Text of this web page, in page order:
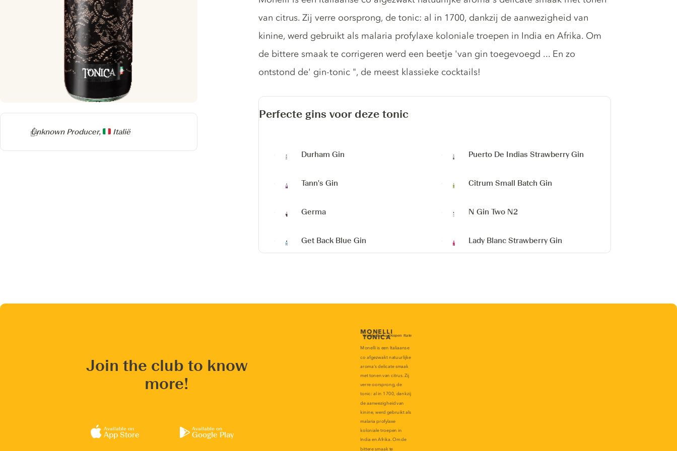
Producer
Unknown Producer, Italië
van citrus. Zij verre oorsprong, de tonic: al in 1700, dankzij de aanwezigheid van
kinine, werd gebruikt als malaria profylaxe koloniale troepen in India en Afrika. Om
de bittere smaak te corrigeren werd een beetje 'van gin toegevoegd ... En zo
ontstond de' gin-tonic ", de meest klassieke cocktails!
Perfecte gins voor deze tonic
Durham Gin Puerto De Indias Strawberry Gin
Tann's Gin Citrum Small Batch Gin
Germa N Gin Two N2
Get Back Blue Gin Lady Blanc Strawberry Gin
Join the club to know
more!
Available on
App Store
Available on
Google Play